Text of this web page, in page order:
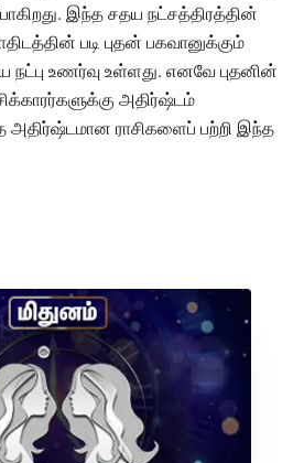
இந்த சதய நட்சத்திரத்தின்
படி புதன் பகவானுக்கும்
நட்பு உணர்வு உள்ளது. எனவே புதனின்
அதிர்ஷ்டம்
அதிர்ஷ்டமான ராசிகளைப் பற்றி இந்த